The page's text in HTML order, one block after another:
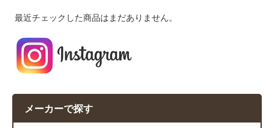
最近チェックした商品はまだありません。
メーカーで探す